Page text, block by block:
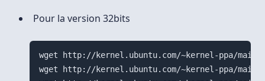
Pour la version 32bits
wget http://kernel.ubuntu.com/~kernel-ppa/
wget http://kernel.ubuntu.com/~kernel-ppa/